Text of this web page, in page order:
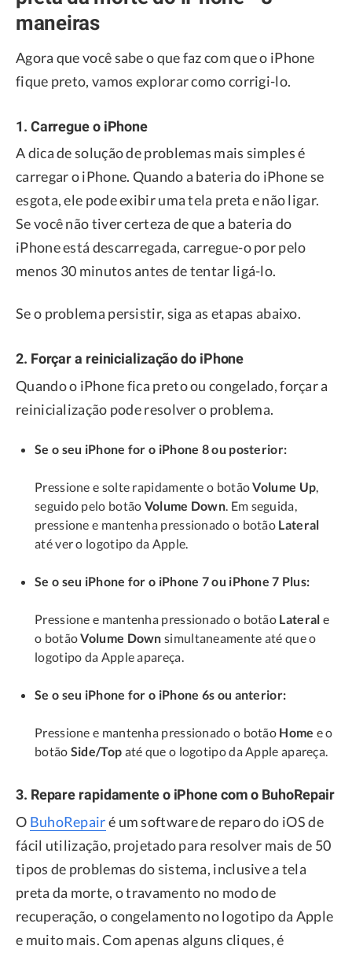
maneiras
Agora que você sabe o que faz com que o iPhone
fique preto, vamos explorar como corrigi-lo.
1. Carregue o iPhone
A dica de solução de problemas mais simples é
carregar o iPhone. Quando a bateria do iPhone se
esgota, ele pode exibir uma tela preta e não ligar.
Se você não tiver certeza de que a bateria do
iPhone está descarregada, carregue-o por pelo
menos 30 minutos antes de tentar ligá-lo.
Se o problema persistir, siga as etapas abaixo.
2. Forçar a reinicialização do iPhone
Quando o iPhone fica preto ou congelado, forçar a
reinicialização pode resolver o problema.
Se o seu iPhone for o iPhone 8 ou posterior:
Pressione e solte rapidamente o botãoVolume Up,
seguido pelo botão Volume Down. Em seguida,
pressione e mantenha pressionado o botão Lateral
até ver o logotipo da Apple.
Se o seu iPhone for o iPhone 7 ou iPhone 7 Plus:
Pressione e mantenha pressionado o botão Lateral e
o botãoVolume Down simultaneamente até que o
logotipo da Apple apareça.
Se o seu iPhone for o iPhone 6s ou anterior:
Pressione e mantenha pressionado o botão Home e o
botão Side/Top até que o logotipo da Apple apareça.
3. Repare rapidamente o iPhone com o BuhoRepair
O BuhoRepairé um software de reparo do iOS de
fácil utilização, projetado para resolver mais de 50
tipos de problemas do sistema, inclusive a tela
preta da morte, o travamento no modo de
recuperação, o congelamento no logotipo da Apple
e muito mais. Com apenas alguns cliques, é